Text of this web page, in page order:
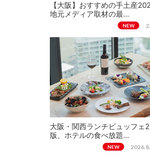
【大阪】おすすめの手土産
地元メディア取材の最…
NEW
大阪・関西ランチビュッフェ
版、ホテルの食べ放題…
NEW